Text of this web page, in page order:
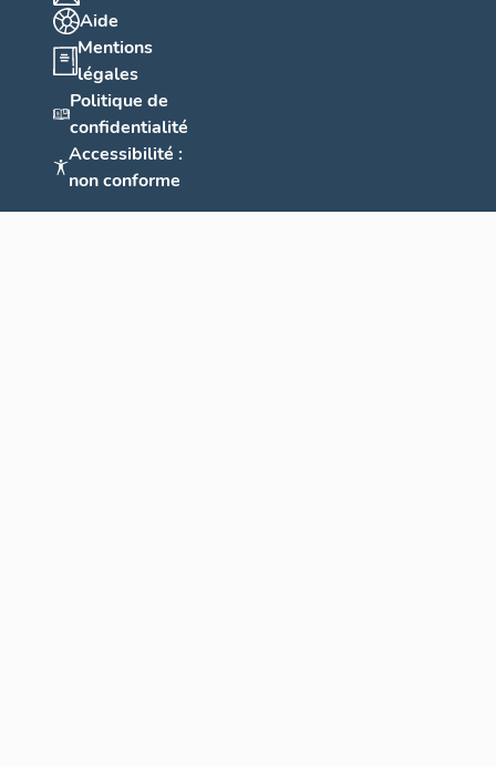
Aide
Mentions
légales
Politique de
confidentialité
Accessibilité :
non conforme